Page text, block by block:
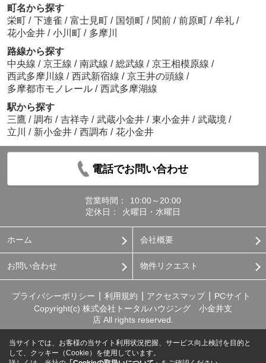
町名から探す
栄町 / 下連雀 / 富士見町 / 国領町 / 関前 / 前原町 / 牟礼 /
花小金井 / 小川町 / 多摩川
路線から探す
中央線 / 京王線 / 南武線 / 総武線 / 京王相模原線 /
西武多摩川線 / 西武新宿線 / 京王井の頭線 /
多摩都市モノレール / 西武多摩湖線
駅から探す
三鷹 / 調布 / 吉祥寺 / 武蔵小金井 / 東小金井 / 武蔵境 /
立川
/ 新小金井 / 西調布 / 花小金井
電話でお問い合わせ
営業時間：
10:00～20:00
定休日：
火曜日・水曜日
ホーム 会社概要
お問い合わせ 物件リクエスト
プライバシーポリシー 利用規約 アクセスマップ
PCサイト
Copyright(c) 株式会社トータルハウジング 小金井支
店 All rights reserved.
当サイトでは、お客様の当サイト利用状況把握、サービス向上検討を目的と
して、クッキー（Cookie）を使用しています。